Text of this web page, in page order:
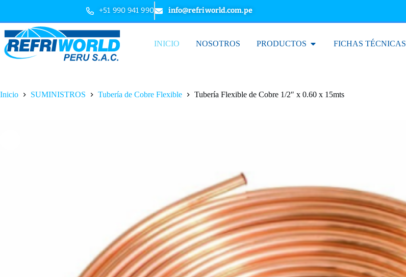
+51 990 941 990 info@refriworld.com.pe
INICIO NOSOTROS PRODUCTOS FICHAS TÉCNICAS
Inicio SUMINISTROS Tubería de Cobre Flexible Tubería Flexible de Cobre 1/2″ x 0.60 x 15mts